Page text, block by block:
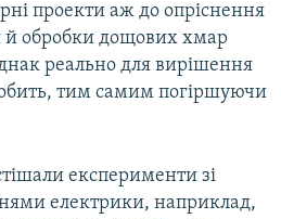
проекти аж до опріснення
й обробки дощових хмар
реально для вирішення
тим самим погіршуючи
експерименти зі
електрики, наприклад,